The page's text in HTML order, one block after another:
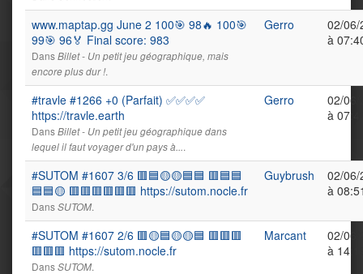
www.maptap.gg June 2 100🎯 98🔥 100🎯
99🎯 96🏅 Final score: 983
DansBillet - Un petit jeu géographique, mais
encore plus dur !.
Gerro
02/06/
à
#travle #1266 +0 (Parfait) ✅✅✅✅
https://travle.earth
DansBillet - Un petit jeu géographique dans
lequel il faut voyager d'un pays à....
Gerro
02/06/
à
#SUTOM #1607 3/6 🟥🟦🟡🟡🟦🟦 🟥🟦🟦
🟦🟦🟡 🟥🟥🟥🟥🟥🟥 https://sutom.nocle.fr
DansSUTOM.
Guybrush
02/06/
à
#SUTOM #1607 2/6 🟥🟡🟦🟡🟡🟦 🟥🟥🟥
🟥🟥🟥 https://sutom.nocle.fr
DansSUTOM.
Marcant
02/06/
à